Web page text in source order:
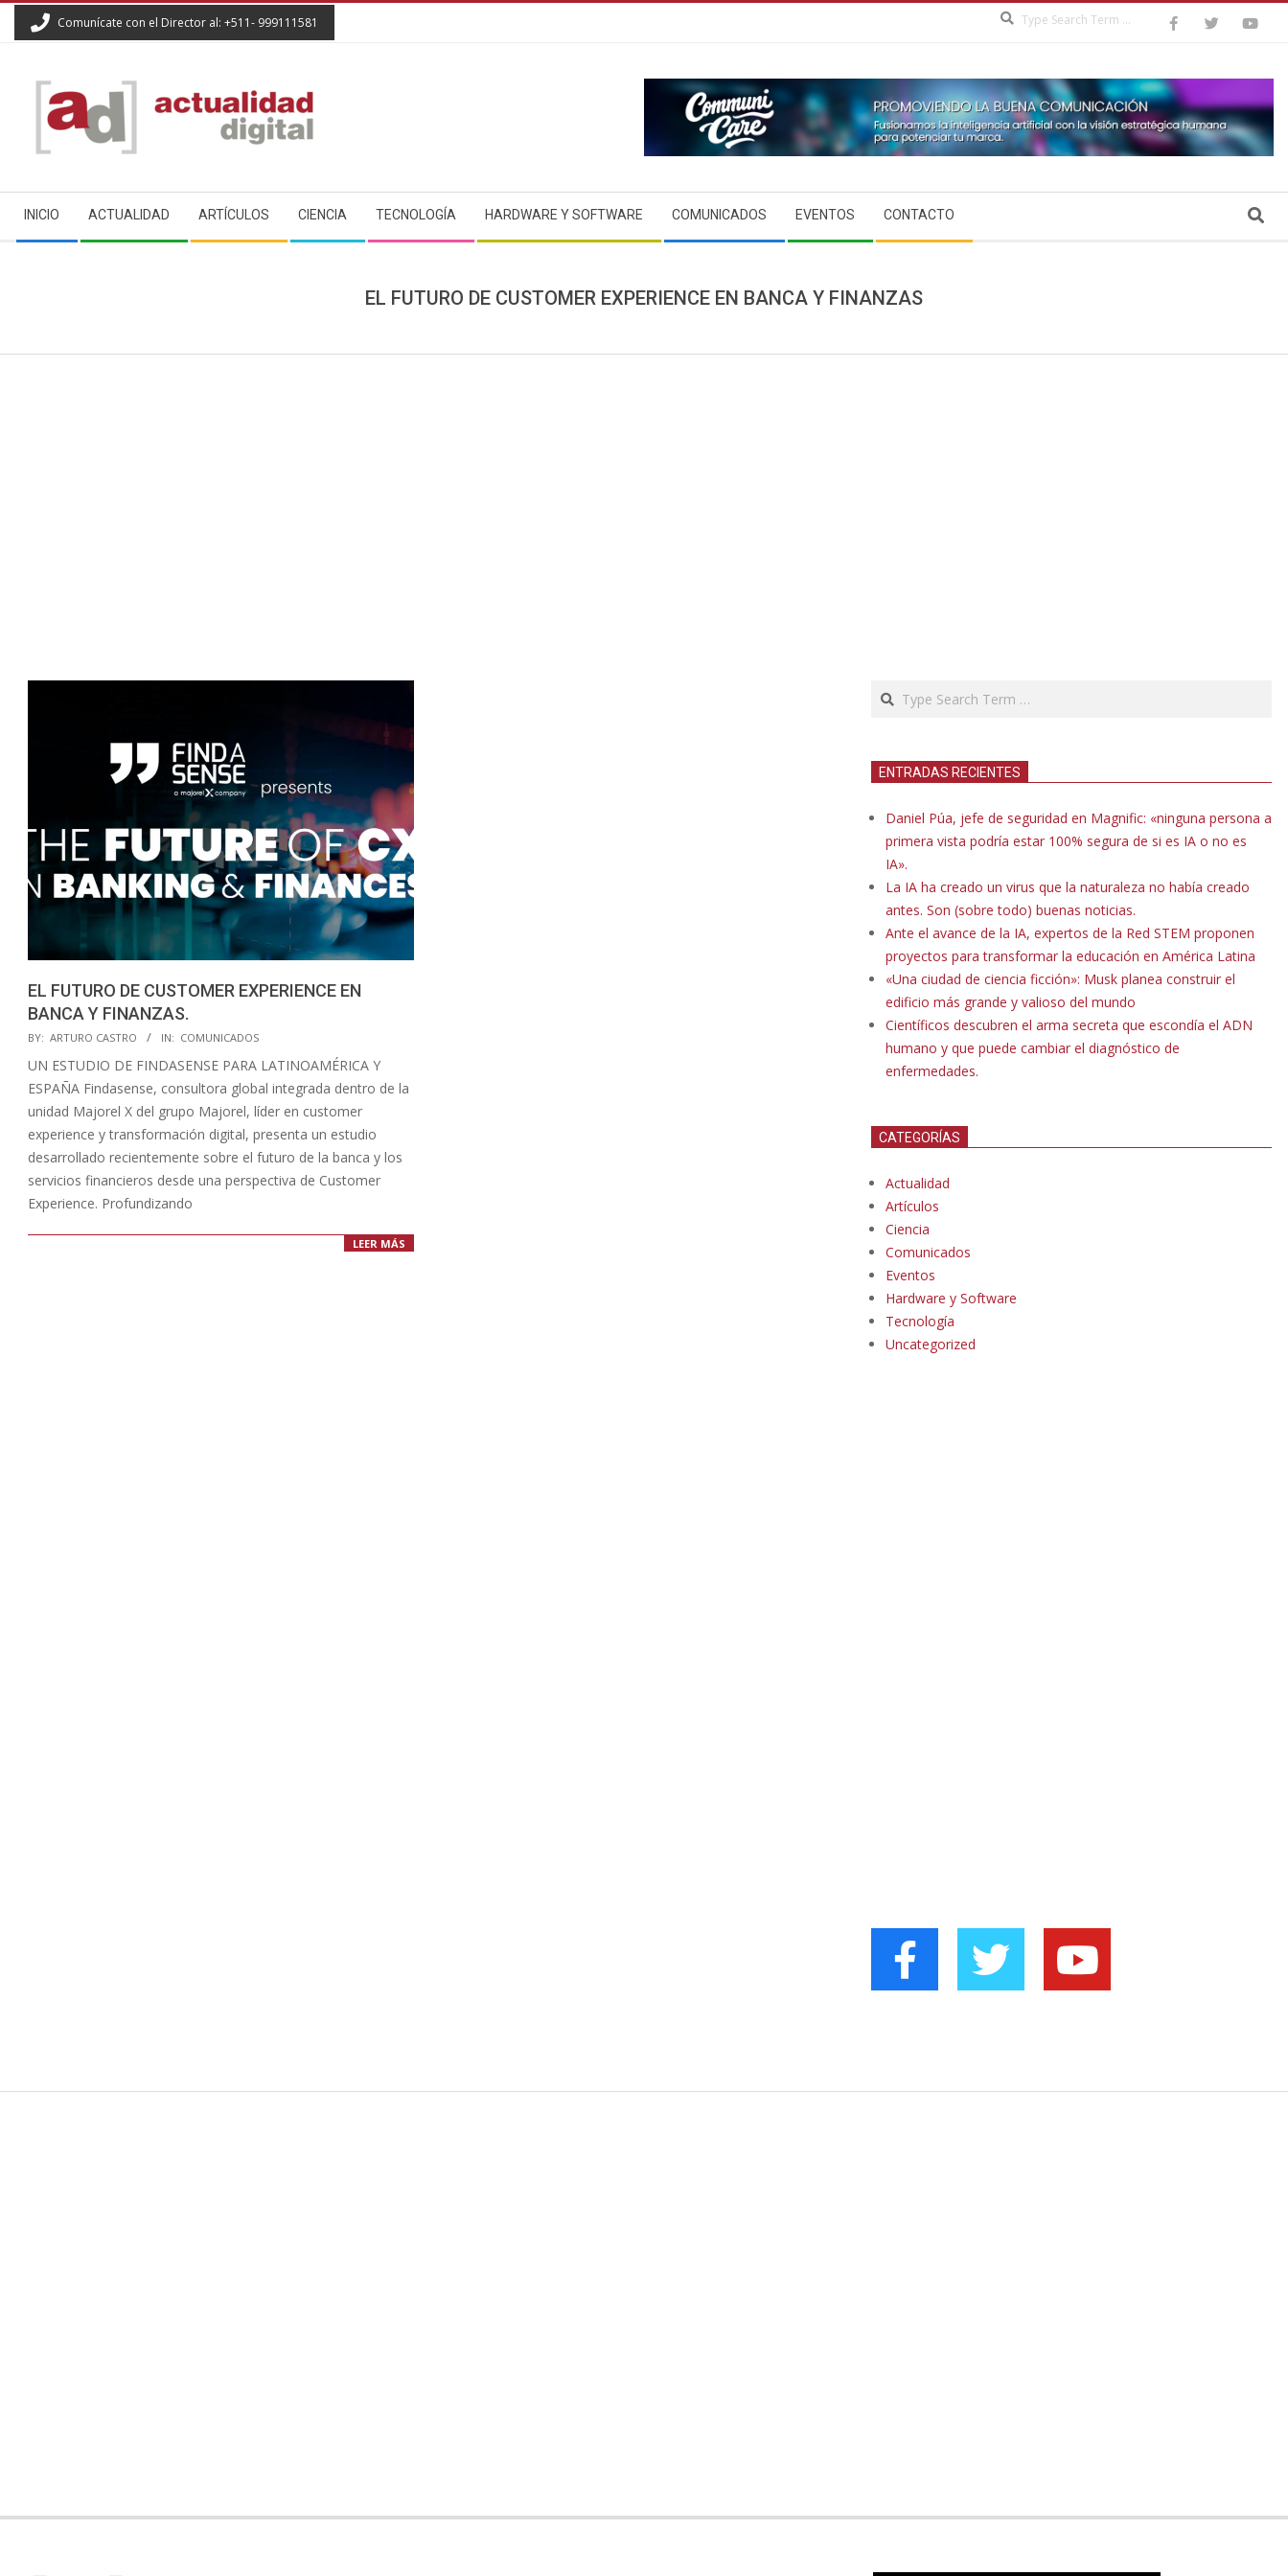
Comunícate con el Director al: +511- 999111581
ACTUALIDAD
DIGITAL
Navigation
Menu
INICIO ACTUALIDAD ARTÍCULOS CIENCIA TECNOLOGÍA HARDWARE Y SOFTWARE COMUNICADOS EVENTOS CONTACTO Search
EL FUTURO DE CUSTOMER EXPERIENCE EN BANCA Y FINANZAS
EL FUTURO DE CUSTOMER EXPERIENCE EN
BANCA Y FINANZAS.
2023-
05-
27
BY: ARTURO CASTRO IN: COMUNICADOS
UN ESTUDIO DE FINDASENSE PARA LATINOAMÉRICA Y
ESPAÑA Findasense, consultora global integrada dentro de la
unidad Majorel X del grupo Majorel, líder en customer
experience y transformación digital, presenta un estudio
desarrollado recientemente sobre el futuro de la banca y los
servicios financieros desde una perspectiva de Customer
Experience. Profundizando
LEER MÁS
Search
ENTRADAS RECIENTES
Daniel Púa, jefe de seguridad en Magnific: «ninguna persona a
primera vista podría estar 100% segura de si es IA o no es
IA».
La IA ha creado un virus que la naturaleza no había creado
antes. Son (sobre todo) buenas noticias.
Ante el avance de la IA, expertos de la Red STEM proponen
proyectos para transformar la educación en América Latina
«Una ciudad de ciencia ficción»: Musk planea construir el
edificio más grande y valioso del mundo
Científicos descubren el arma secreta que escondía el ADN
humano y que puede cambiar el diagnóstico de
enfermedades.
CATEGORÍAS
Actualidad
Artículos
Ciencia
Comunicados
Eventos
Hardware y Software
Tecnología
Uncategorized